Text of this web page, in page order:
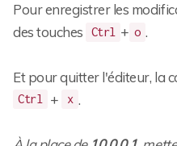
Pour enregistrer les
des touches
Ctrl + o .
Et pour quitter l'éditeur, la
Ctrl + x .